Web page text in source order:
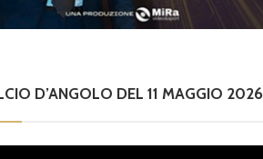
D’ANGOLO DEL 11 MAGGIO 2026